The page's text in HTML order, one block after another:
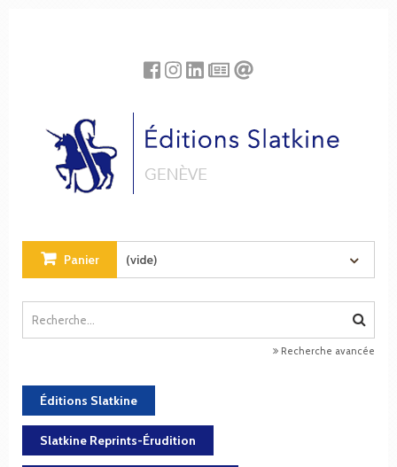
Panier (vide)
Recherche avancée
Éditions Slatkine
Slatkine Reprints-Érudition